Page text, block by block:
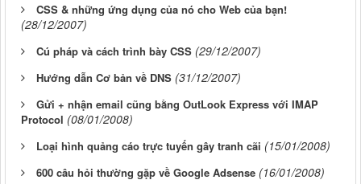
CSS & những ứng dụng của nó cho Web của bạn!
(28/12/2007)
Cú pháp và cách trình bày CSS (29/12/2007)
Hướng dẫn Cơ bản về DNS (31/12/2007)
Gửi + nhận email cũng bằng OutLook Express với IMAP
Protocol (08/01/2008)
Loại hình quảng cáo trực tuyến gây tranh cãi (15/01/2008)
600 câu hỏi thường gặp về Google Adsense (16/01/2008)